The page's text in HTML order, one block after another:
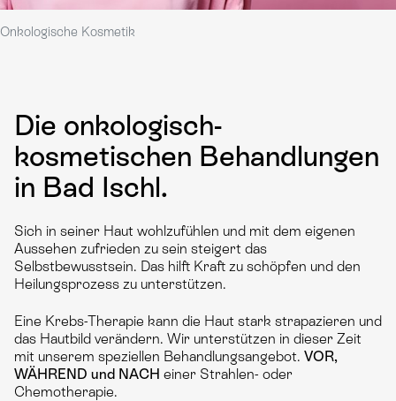
Onkologische Kosmetik
Die onkologisch-
kosmetischen Behandlungen
in Bad Ischl.
Sich in seiner Haut wohlzufühlen und mit dem eigenen
Aussehen zufrieden zu sein steigert das
Selbstbewusstsein. Das hilft Kraft zu schöpfen und den
Heilungsprozess zu unterstützen.
Eine Krebs-Therapie kann die Haut stark strapazieren und
das Hautbild verändern. Wir unterstützen in dieser Zeit
mit unserem speziellen Behandlungsangebot. VOR,
WÄHREND und NACH einer Strahlen- oder
Chemotherapie.